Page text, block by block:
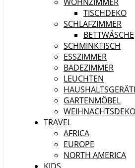
TISCHDEKO
SCHLAFZIMMER
BETTWÄSCHE
SCHMINKTISCH
ESSZIMMER
BADEZIMMER
LEUCHTEN
GARTENMÖBEL
WEIHNACHTSDEKO
TRAVEL
AFRICA
EUROPE
NORTH AMERICA